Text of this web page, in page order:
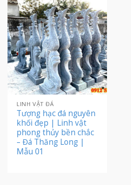
LINH VẬT ĐÁ
Tượng hạc đá nguyên
khối đẹp | Linh vật
phong thủy bền chắc
– Đá Thăng Long |
Mẫu 01